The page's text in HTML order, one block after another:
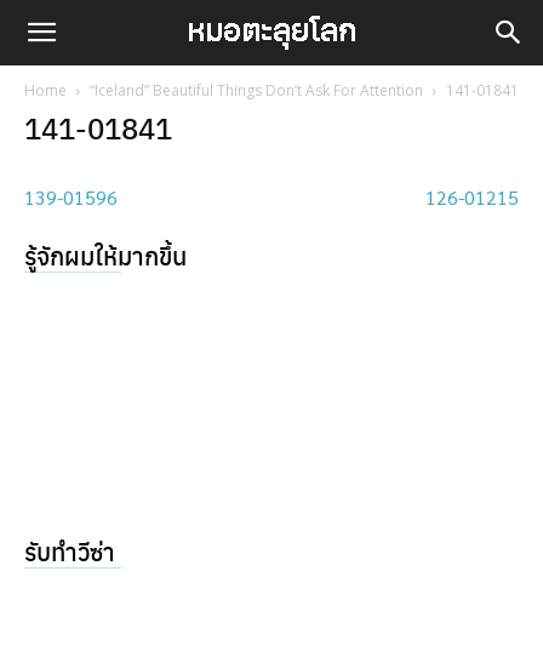
Home “Iceland” Beautiful Things Don’t Ask For Attention 141-01841
141-01841
139-01596 126-01215
รู้จักผมให้มากขึ้น
รับทำวีซ่า